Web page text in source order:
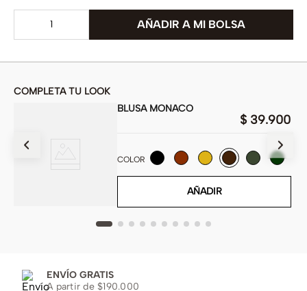
COMPLETA TU LOOK
BLUSA MONACO
$ 39.900
COLOR
AÑADIR
ENVÍO GRATIS
A partir de $190.000